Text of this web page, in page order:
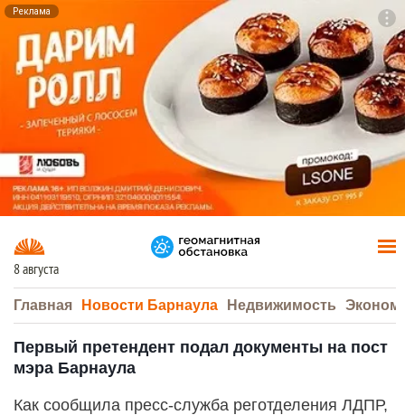
Реклама
8 августа
Главная Новости Барнаула Недвижимость
Первый претендент подал документы на пост
мэра Барнаула
Как сообщила пресс-служба реготделения ЛДПР,